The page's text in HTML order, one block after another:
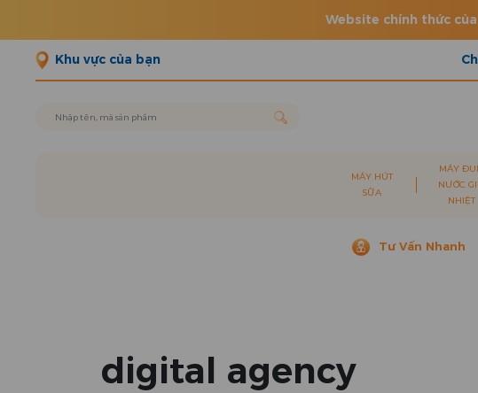
Website chính thức
Khu vực của bạn
MÁY HÚT
SỮA
MÁY
NƯỚC
NHIỆT
Tư Vấn Nhanh
digital agency